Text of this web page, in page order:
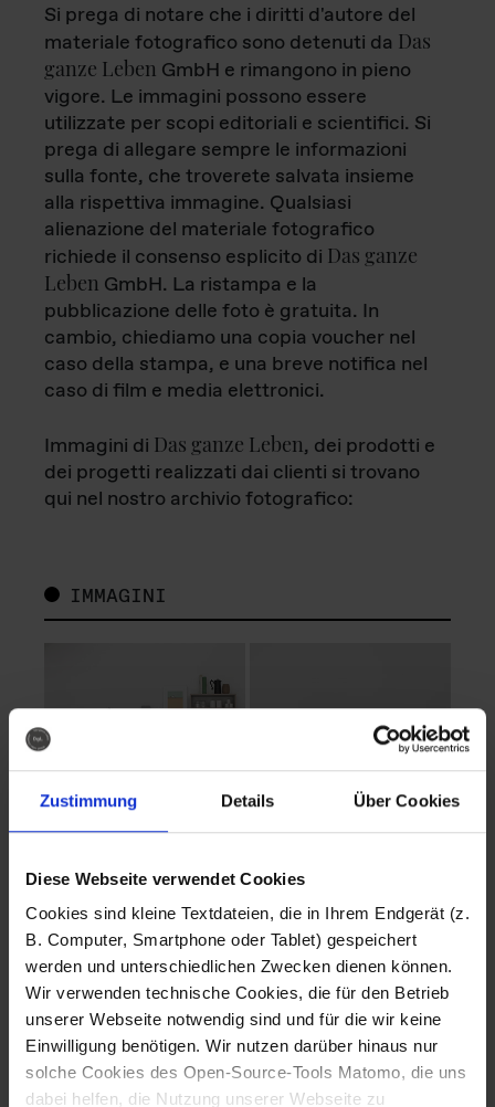
Zustimmung Details Über Cookies
Diese Webseite verwendet Cookies
Cookies sind kleine Textdateien, die in Ihrem Endgerät (z.
B. Computer, Smartphone oder Tablet) gespeichert
werden und unterschiedlichen Zwecken dienen können.
Wir verwenden technische Cookies, die für den Betrieb
unserer Webseite notwendig sind und für die wir keine
Einwilligung benötigen. Wir nutzen darüber hinaus nur
solche Cookies des Open-Source-Tools Matomo, die uns
dabei helfen, die Nutzung unserer Webseite zu
Si prega di notare che i diritti d'autore del
materiale fotografico sono detenuti da Das
ganze Leben GmbH e rimangono in pieno
vigore. Le immagini possono essere
utilizzate per scopi editoriali e scientifici. Si
prega di allegare sempre le informazioni
sulla fonte, che troverete salvata insieme
alla rispettiva immagine. Qualsiasi
alienazione del materiale fotografico
richiede il consenso esplicito di Das ganze
Leben GmbH. La ristampa e la
pubblicazione delle foto è gratuita. In
cambio, chiediamo una copia voucher nel
caso della stampa, e una breve notifica nel
caso di film e media elettronici.
Immagini di Das ganze Leben, dei prodotti e
dei progetti realizzati dai clienti si trovano
qui nel nostro archivio fotografico:
IMMAGINI
Fotografo: Lorenz
Sternbach
Download
Fotografo: Lorenz
Sternbach
Download